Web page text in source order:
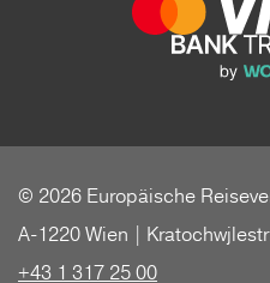
© 2026 Europäische
A-1220 Wien |
+43 1 317 25 00